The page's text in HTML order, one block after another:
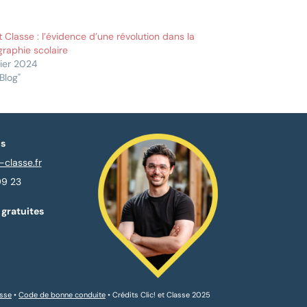
Classe : l’évidence d’une révolution dans la
scolaire
2024
23
gratuites
• Code de bonne conduite • Crédits Clic! et Classe 2025